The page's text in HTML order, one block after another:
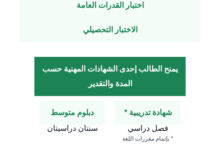
اختبار القدرات العامة
الاختبار التحصيلي
يمنح الطالب إحدى الشهادات المهنية حسب
المدة والتقدير
شهادة تدريبية *
فصل دراسي
* بإتمام مقررات اللغة
دبلوم متوسط
سنتان دراسيتان